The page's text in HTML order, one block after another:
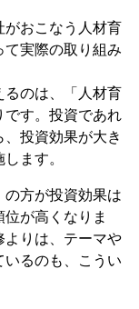
がおこなう人材育
て実際の取り組み
るのは、「人材育
です。投資であれ
投資効果が大き
ます。
方が投資効果は
が高くなりま
よりは、テーマや
いるのも、こうい